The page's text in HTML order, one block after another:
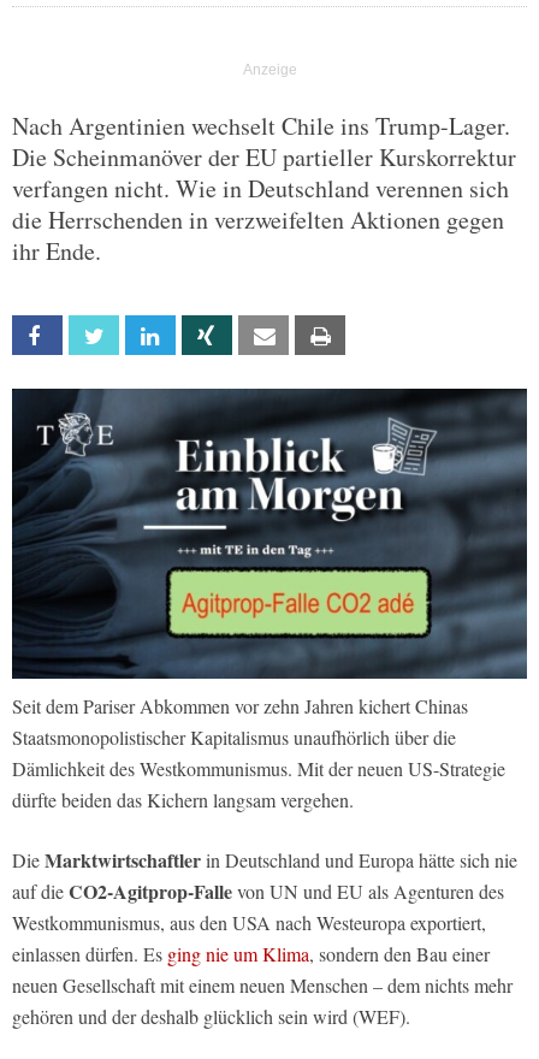
Nach Argentinien wechselt Chile ins Trump-Lager.
Die Scheinmanöver der EU partieller Kurskorrektur
verfangen nicht. Wie in Deutschland verennen sich
die Herrschenden in verzweifelten Aktionen gegen
ihr Ende.
Facebook Twitter Linkedin Xing Email
Seit dem Pariser Abkommen vor zehn Jahren kichert Chinas
Staatsmonopolistischer Kapitalismus unaufhörlich über die
Dämlichkeit des Westkommunismus. Mit der neuen US-Strategie
dürfte beiden das Kichern langsam vergehen.
DieMarktwirtschaftlerin Deutschland und Europa hätte sich nie
auf dieCO2-Agitprop-Fallevon UN und EU als Agenturen des
Westkommunismus, aus den USA nach Westeuropa exportiert,
einlassen dürfen. Es ging nie um Klima, sondern den Bau einer
neuen Gesellschaft mit einem neuen Menschen – dem nichts mehr
gehören und der deshalb glücklich sein wird (WEF).